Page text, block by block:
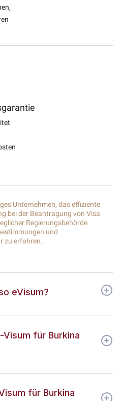
Unternehmen, das effiziente
bei der Beantragung von Visa
Regierungsbehörde
und
zu erfahren.
eVisum?
Visum für Burkina
für Burkina